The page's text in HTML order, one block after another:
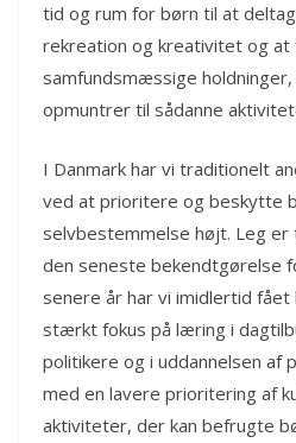
tid og rum for børn til at
rekreation og kreativitet og at
samfundsmæssige
opmuntrer til sådanne
I Danmark har vi traditionelt
ved at prioritere og beskytte
selvbestemmelse højt. Leg er
den seneste bekendtgørelse
senere år har vi imidlertid
stærkt fokus på læring i
politikere og i uddannelsen af
med en lavere prioritering af
aktiviteter, der kan befrugte